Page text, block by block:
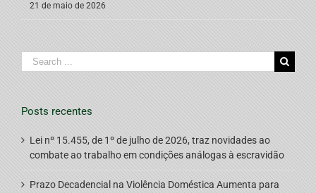
21 de maio de 2026
Search
for:
Posts recentes
Lei nº 15.455, de 1º de julho de 2026, traz novidades ao
combate ao trabalho em condições análogas à escravidão
Prazo Decadencial na Violência Doméstica Aumenta para